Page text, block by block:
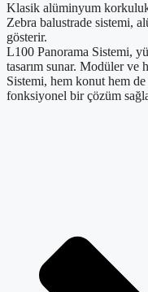
Klasik alüminyum
Zebra balustrade sistemi,
gösterir.
L100 Panorama Sistemi,
tasarım sunar. Modüler ve
Sistemi, hem konut hem
fonksiyonel bir çözüm